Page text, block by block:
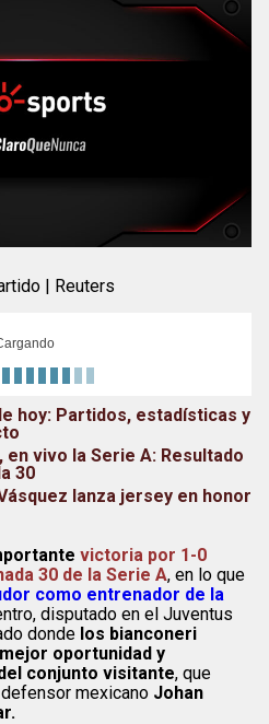
| Reuters
hoy: Partidos, estadísticas y
en vivo la Serie A: Resultado
30
lanza jersey en honor
victoria por 1-0
30 de la Serie A, en lo que
como entrenador de la
disputado en el Juventus
donde los bianconeri
oportunidad y
conjunto visitante, que
mexicano Johan